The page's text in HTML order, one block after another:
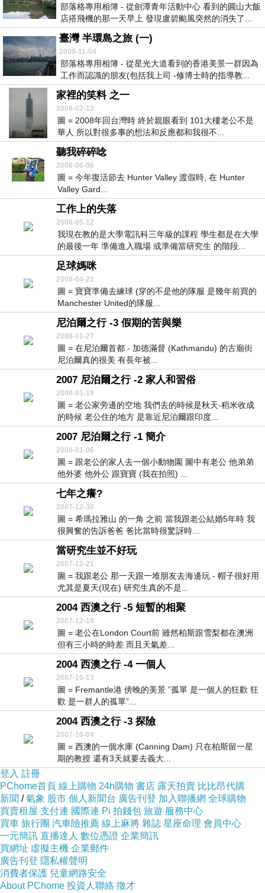
部落格專用相簿 - 從劍潭青年活動中心 看到的圓山大飯
店搭飛機的那一天早上 發現盧碧颱風突然的消失了...
臺灣 半環島之旅 (一)
2009-11-04
部落格專用相簿 - 從星光大道看到的香港美景一群因為
工作而認識的朋友(包括我上司 -修博士時的指導教...
家裡的笑料 之一
2009-02-12
圖 = 2008年回台灣時 終於親眼看到 101大樓老公不是
華人 所以對很多事的想法和反應都和我很不...
聽我碎碎唸
2008-06-06
圖 = 今年復活節去 Hunter Valley 渡假時, 在 Hunter
Valley Gard...
工作上的失落
2008-05-12
我現在教的是大學電訊科三年級的課程 學生都是在大學
的最後一年 準備進入職場 或準備當研究生 的階段...
足球媽咪
2008-04-21
圖 = 寶寶準備去練球 (穿的不是他的隊服 是幾年前買的
Manchester United的隊服...
尼泊爾之行 -3 假期的苦與樂
2008-01-27
圖 = 在尼泊爾首都 - 加德滿督 (Kathmandu) 的古廟街
尼泊爾真的很美 有長年被...
2007 尼泊爾之行 -2 家人和習俗
2008-01-19
圖 = 老公家旁邊的空地 我們去的時候是秋天-稻米收成
的時候 老公住的地方 是靠近尼泊爾跟印度...
2007 尼泊爾之行 -1 簡介
2008-01-06
圖 = 跟老公的家人去一個小動物園 圖中有老公 他弟弟
他外婆 他外公 跟寶寶 (我在拍照) ...
七年之癢?
2007-12-30
圖 = 希瑪拉雅山 的一角 之前 當我跟老公結婚5年時 我
很興奮的告訴爸爸 爸比當時很驚訝時...
當研究生並不好玩
2007-12-21
圖 = 我跟老公 那一天跟一堆朋友去海邊玩 - 帽子很好用
尤其是夏天(現在) 研究生真的不是...
2004 西澳之行 -5 短暫的相聚
2007-12-19
圖 = 老公在London Court前 雖然柏斯跟雪梨都在澳洲
但有三小時的時差 而且天氣差...
2004 西澳之行 -4 一個人
2007-10-13
圖 = Fremantle港 傍晚的美景 ”孤單 是一個人的狂歡 狂
歡 是一群人的孤單”...
2004 西澳之行 -3 探險
2007-10-04
圖 = 西澳的一個水庫 (Canning Dam) 只在柏斯留一星
期的教授 還有3天就要去義大...
登入 註冊
PChome首頁 線上購物 24h購物 書店 露天拍賣 比比昂代購
新聞 /氣象 股市 個人新聞台 廣告刊登 加入聯播網 全球購物
買賣租屋 支付連 國際連 Pi 拍錢包 旅遊 服務中心
買車 旅行團 汽車險推薦 線上麻將 雜誌 星座命理 會員中心
一元簡訊 直播達人 數位憑證 企業簡訊
買網址 虛擬主機 企業郵件
廣告刊登 隱私權聲明
消費者保護 兒童網路安全
About PChome 投資人聯絡 徵才